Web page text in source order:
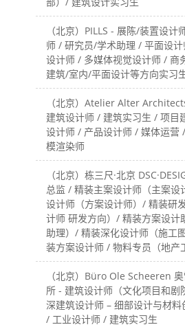
（北京）PILLS - 展陈/装置设
师 / 研究员/学术助理 / 平面设
设计师 / 多媒体视觉设计师 / 商
建筑/室内/平面设计等方向实习
（北京）Atelier Alter
建筑设计师 / 建筑实习生 / 项目
设计师 / 产品设计师 / 媒体运营
模渲染师
（北京）栋三尺·北京
总监 / 精装主案设计师（主案设
设计师（方案设计师）/ 精装研
计师 研发方向）/ 精装方案设计
助理）/ 精装深化设计师（施工
装方案设计师 / 物料专员（地产
（北京）Büro Ole Scheeren
所 - 建筑设计师（文化项目和剧
深建筑设计师 – 细部设计与材
/ 工业设计师 / 建筑实习生